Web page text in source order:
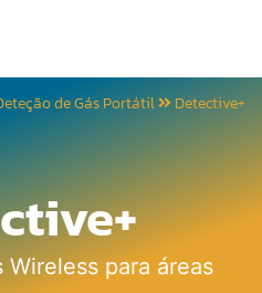
de Gás Portátil Detective+
para áreas